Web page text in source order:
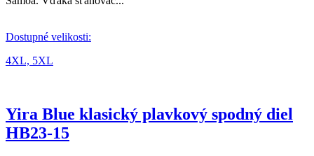
Dostupné velikosti:
4XL, 5XL
Yira Blue klasický plavkový spodný diel
HB23-15